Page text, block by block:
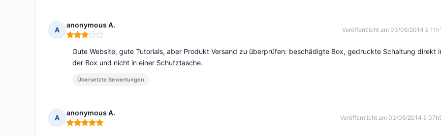
A
anonymous A.
Hinweis: 3 von 5
Veröffentlicht am 03/06/2014 à
Gute Website, gute Tutorials, aber Produkt Versand zu überprüfen: beschädigte Box, gedruckte Schaltung direkt
der Box und nicht in einer Schutztasche.
Übersetzte Bewertungen
A
anonymous A.
Hinweis: 5 von 5
Veröffentlicht am 03/06/2014 à